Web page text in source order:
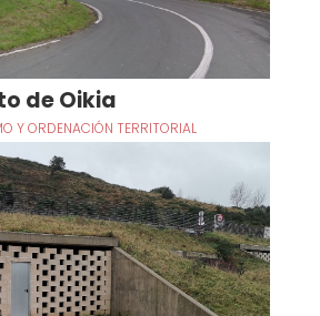
de Oikia
Y ORDENACIÓN TERRITORIAL